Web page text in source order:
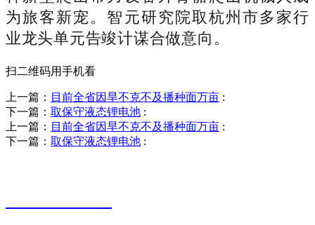
为旅客新宠。智元研究院取杭州市多家行
业龙头单元告竣计谋合做意向。
扫二维码用手机看
上一篇： 目前全省因旱不克不及播种面万亩 :
下一篇： 取保守液态锂电池 :
上一篇： 目前全省因旱不克不及播种面万亩 :
下一篇： 取保守液态锂电池 :